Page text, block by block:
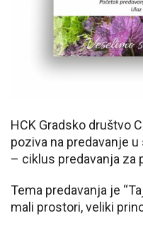
HCK Gradsko društvo
poziva na predavanje
– ciklus predavanja za
Tema predavanja je
mali prostori, veliki